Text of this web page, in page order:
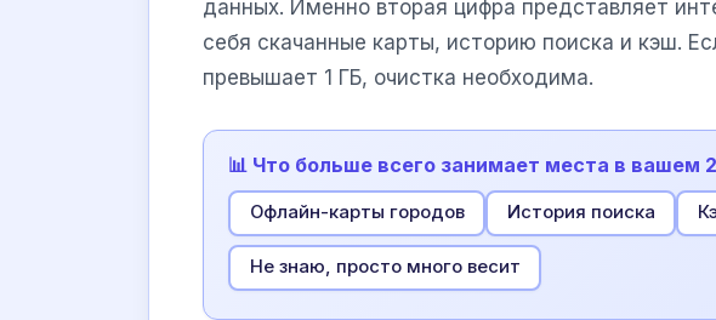
данных. Именно вторая цифра представляет
себя скачанные карты, историю поиска и кэш.
превышает 1 ГБ, очистка необходима.
📊 Что больше всего занимает места в вашем
Офлайн-карты городов История поиска
Не знаю, просто много весит